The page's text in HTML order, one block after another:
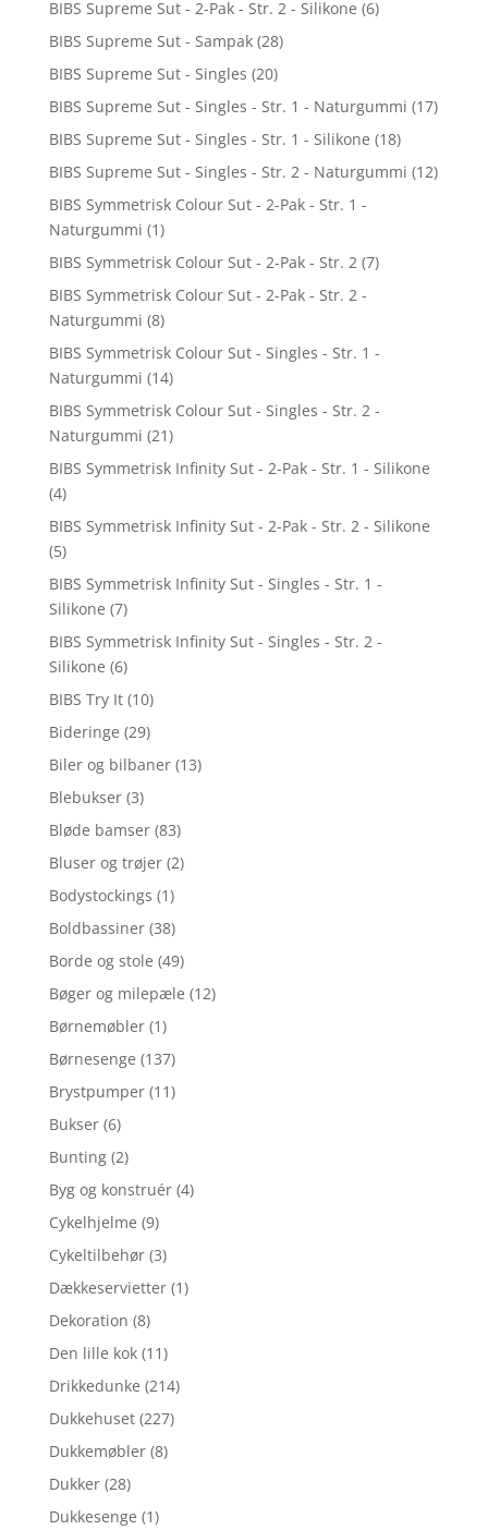
BIBS Supreme Sut - 2-Pak - Str. 2 - Silikone (6)
BIBS Supreme Sut - Sampak (28)
BIBS Supreme Sut - Singles (20)
BIBS Supreme Sut - Singles - Str. 1 - Naturgummi (17)
BIBS Supreme Sut - Singles - Str. 1 - Silikone (18)
BIBS Supreme Sut - Singles - Str. 2 - Naturgummi (12)
BIBS Symmetrisk Colour Sut - 2-Pak - Str. 1 -
Naturgummi (1)
BIBS Symmetrisk Colour Sut - 2-Pak - Str. 2 (7)
BIBS Symmetrisk Colour Sut - 2-Pak - Str. 2 -
Naturgummi (8)
BIBS Symmetrisk Colour Sut - Singles - Str. 1 -
Naturgummi (14)
BIBS Symmetrisk Colour Sut - Singles - Str. 2 -
Naturgummi (21)
BIBS Symmetrisk Infinity Sut - 2-Pak - Str. 1 - Silikone
(4)
BIBS Symmetrisk Infinity Sut - 2-Pak - Str. 2 - Silikone
(5)
BIBS Symmetrisk Infinity Sut - Singles - Str. 1 -
Silikone (7)
BIBS Symmetrisk Infinity Sut - Singles - Str. 2 -
Silikone (6)
BIBS Try It (10)
Bideringe (29)
Biler og bilbaner (13)
Blebukser (3)
Bløde bamser (83)
Bluser og trøjer (2)
Bodystockings (1)
Boldbassiner (38)
Borde og stole (49)
Bøger og milepæle (12)
Børnemøbler (1)
Børnesenge (137)
Brystpumper (11)
Bukser (6)
Bunting (2)
Byg og konstruér (4)
Cykelhjelme (9)
Cykeltilbehør (3)
Dækkeservietter (1)
Dekoration (8)
Den lille kok (11)
Drikkedunke (214)
Dukkehuset (227)
Dukkemøbler (8)
Dukker (28)
Dukkesenge (1)